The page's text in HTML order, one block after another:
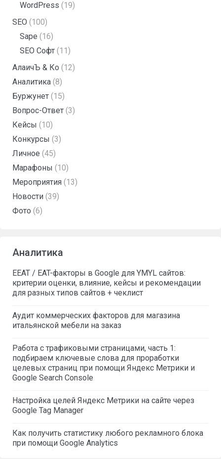
WordPress (19)
SEO (100)
Sape (16)
SEO Софт (11)
АлаичЪ & Ко (12)
Аналитика (8)
Буржунет (15)
Вопрос-Ответ (3)
Кейсы (10)
Конкурсы (3)
Личное (45)
Марафоны (10)
Мероприятия (13)
Новости (39)
Фото (6)
Аналитика
EEAT / EAT-факторы в Google для YMYL сайтов:
критерии оценки, влияние, кейсы и рекомендации
для разных типов сайтов + чеклист
Аудит коммерческих факторов для магазина
итальянской мебели на заказ
Работа с трафиковыми страницами, часть 1:
подбираем ключевые слова для проработки
целевых страниц при помощи Яндекс Метрики и
Google Search Console
Настройка целей Яндекс Метрики на сайте через
Google Tag Manager
Как получить статистику любого рекламного блока
при помощи Google Analytics